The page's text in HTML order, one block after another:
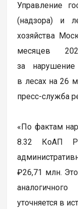
Управление
(надзора) и
хозяйства
месяцев
за нарушение
в лесах на 26
пресс-служба
«По фактам
8.32 КоАП
₽26,71 млн.
уточняется в